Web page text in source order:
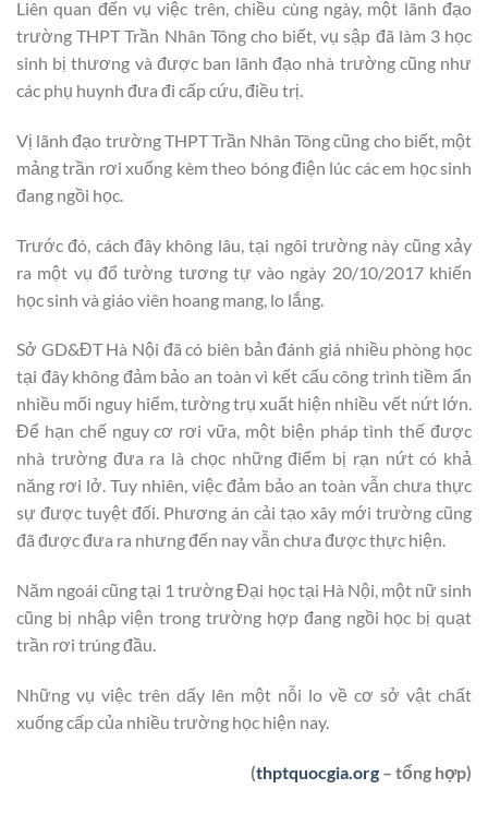
Liên quan đến vụ việc trên, chiều cùng ngày, một lãnh đạo
trường THPT Trần Nhân Tông cho biết, vụ sập đã làm 3 học
sinh bị thương và được ban lãnh đạo nhà trường cũng như
các phụ huynh đưa đi cấp cứu, điều trị.
Vị lãnh đạo trường THPT Trần Nhân Tông cũng cho biết, một
mảng trần rơi xuống kèm theo bóng điện lúc các em học sinh
đang ngồi học.
Trước đó, cách đây không lâu, tại ngôi trường này cũng xảy
ra một vụ đổ tường tương tự vào ngày 20/10/2017 khiến
học sinh và giáo viên hoang mang, lo lắng.
Sở GD&ĐT Hà Nội đã có biên bản đánh giá nhiều phòng học
tại đây không đảm bảo an toàn vì kết cấu công trình tiềm ẩn
nhiều mối nguy hiểm, tường trụ xuất hiện nhiều vết nứt lớn.
Để hạn chế nguy cơ rơi vữa, một biện pháp tình thế được
nhà trường đưa ra là chọc những điểm bị rạn nứt có khả
năng rơi lở. Tuy nhiên, việc đảm bảo an toàn vẫn chưa thực
sự được tuyệt đối. Phương án cải tạo xây mới trường cũng
đã được đưa ra nhưng đến nay vẫn chưa được thực hiện.
Năm ngoái cũng tại 1 trường Đại học tại Hà Nội, một nữ sinh
cũng bị nhập viện trong trường hợp đang ngồi học bị quạt
trần rơi trúng đầu.
Những vụ việc trên dấy lên một nỗi lo về cơ sở vật chất
xuống cấp của nhiều trường học hiện nay.
(thptquocgia.org – tổng hợp)